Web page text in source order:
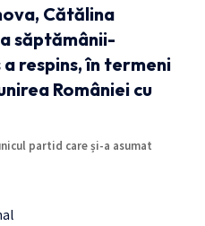
Cătălina
săptămânii-
respins, în termeni
României cu
partid care și-a asumat